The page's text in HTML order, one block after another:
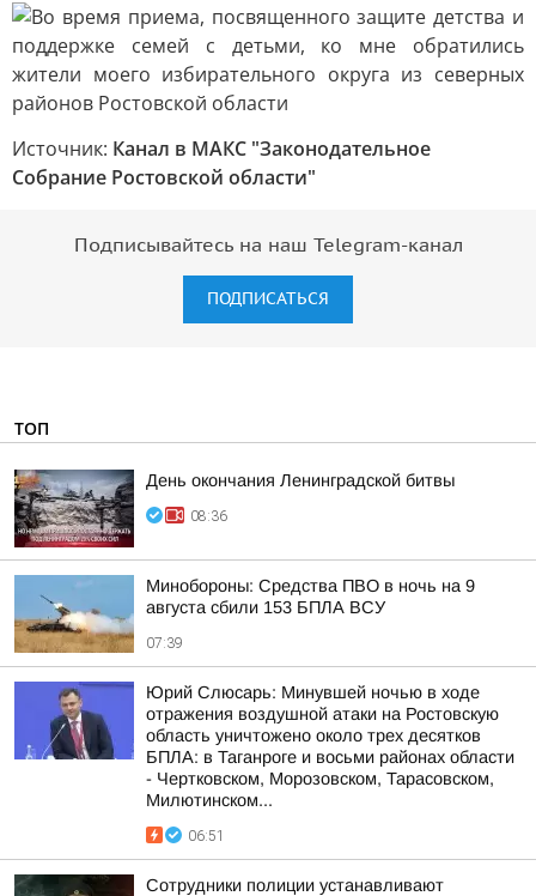
Источник: Канал в МАКС "Законодательное
Собрание Ростовской области"
Подписывайтесь на наш Telegram-канал
ПОДПИСАТЬСЯ
ТОП
День окончания Ленинградской битвы
08:36
Минобороны: Средства ПВО в ночь на 9
августа сбили 153 БПЛА ВСУ
07:39
Юрий Слюсарь: Минувшей ночью в ходе
отражения воздушной атаки на Ростовскую
область уничтожено около трех десятков
БПЛА: в Таганроге и восьми районах области
- Чертковском, Морозовском, Тарасовском,
Милютинском...
06:51
Сотрудники полиции устанавливают